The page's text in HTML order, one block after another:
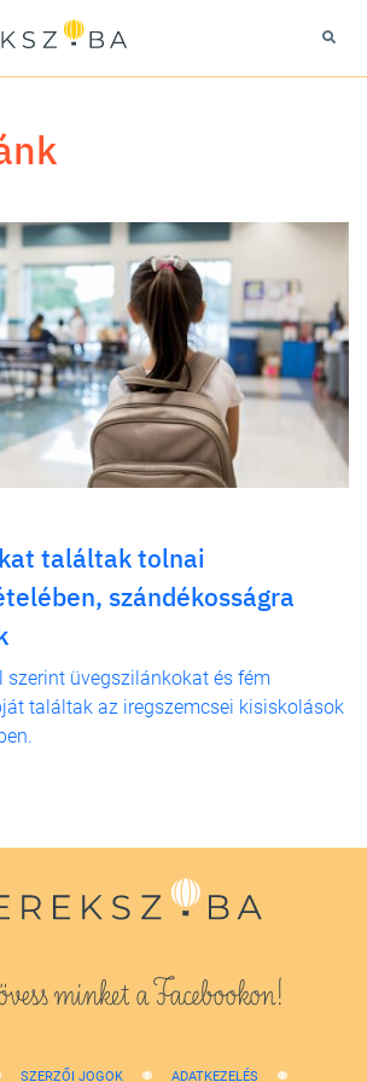
találtak tolnai
szándékosságra
szerint üvegszilánkokat és fém
találtak az iregszemcsei kisiskolások
minket a Facebookon!
SZERZŐI JOGOK ADATKEZELÉS